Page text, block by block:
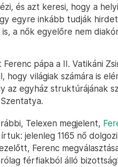
és azt keresi, hogy a
egyre inkább tudják
a nők egyelőre nem
Ferenc pápa a II. Vatikáni
hogy világiak számára is
az egyház struktúrájának
Telexen megjelent,
írtuk: jelenleg 1165 nő
Ferenc
férfiakból álló